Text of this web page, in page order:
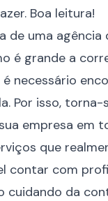
Boa leitura!
de uma
é grande a
é necessário
Por isso,
empresa em
que
contar com
cuidando da